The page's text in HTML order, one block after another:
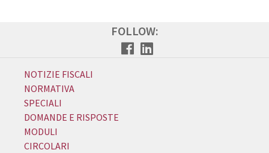
FOLLOW:
NOTIZIE FISCALI
NORMATIVA
SPECIALI
DOMANDE E RISPOSTE
MODULI
CIRCOLARI